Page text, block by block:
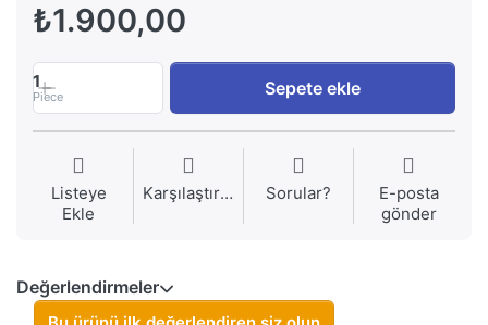
₺1.900,00
1
Piece Sepete ekle
Listeye
Ekle
Karşılaştırma Sorular?
E-posta
gönder
Değerlendirmeler